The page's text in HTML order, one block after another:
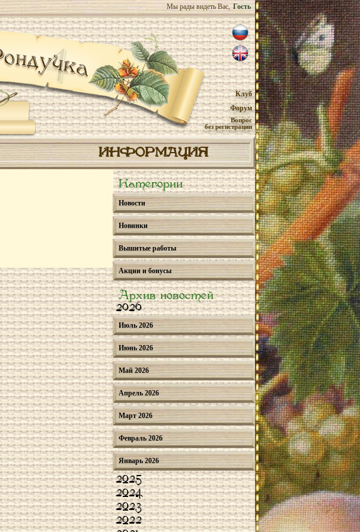
Мы рады видеть Вас, Гость
Клуб
Форум
Вопрос
без регистрации
ИНФОРМАЦИЯ
Категории
Новости
Новинки
Вышитые работы
Акции и бонусы
Архив новостей
2026
Июль 2026
Июнь 2026
Май 2026
Апрель 2026
Март 2026
Февраль 2026
Январь 2026
2025
2024
2023
2022